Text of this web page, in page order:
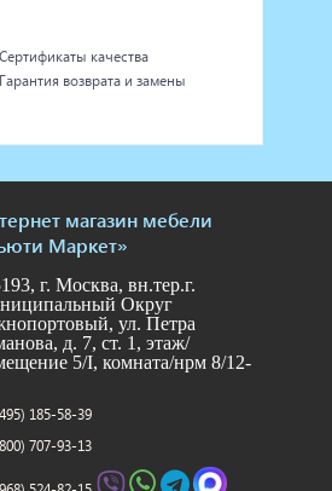
Сертификаты качества
Гарантия возврата и замены
магазин мебели
Маркет»
г. Москва, вн.тер.г.
Округ
ул. Петра
д. 7, ст. 1, этаж/
5/I, комната/нрм 8/12-
185-58-39
707-93-13